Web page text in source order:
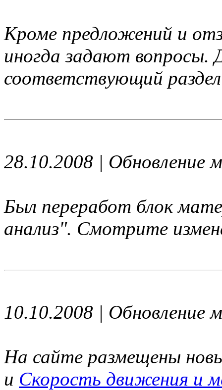
Кроме предложений и
иногда задают вопросы.
соответствующий
28.10.2008 | Обновление
Был переработ блок
анализ". Смотрите
10.10.2008 | Обновление
На сайте размещены
и Скорость движения и